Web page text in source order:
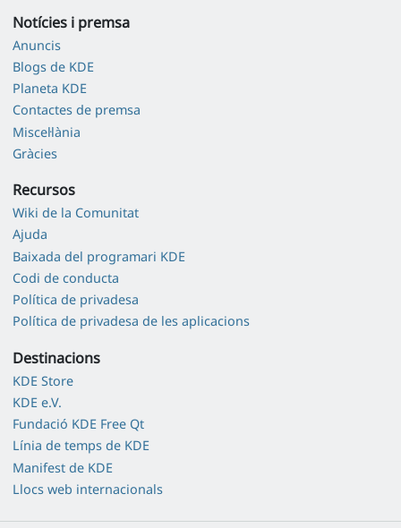
Notícies i premsa
Anuncis
Blogs de KDE
Planeta KDE
Contactes de premsa
Miscel·lània
Gràcies
Recursos
Wiki de la Comunitat
Ajuda
Baixada del programari KDE
Codi de conducta
Política de privadesa
Política de privadesa de les aplicacions
Destinacions
KDE Store
KDE e.V.
Fundació KDE Free Qt
Línia de temps de KDE
Manifest de KDE
Llocs web internacionals